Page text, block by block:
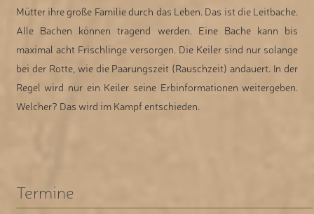
Mütter ihre große Familie durch das Leben. Das ist die Leitbache.
Alle Bachen können tragend werden. Eine Bache kann bis
maximal acht Frischlinge versorgen. Die Keiler sind nur solange
bei der Rotte, wie die Paarungszeit (Rauschzeit) andauert. In der
Regel wird nur ein Keiler seine Erbinformationen weitergeben.
Welcher? Das wird im Kampf entschieden.
Termine